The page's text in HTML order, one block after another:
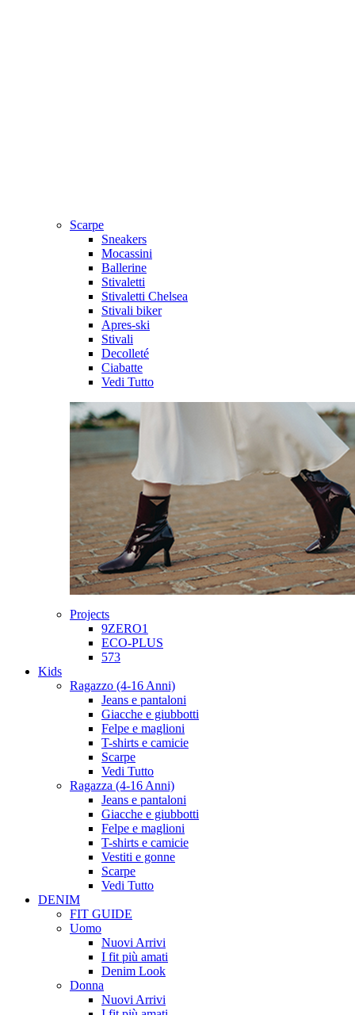
Scarpe
Sneakers
Mocassini
Ballerine
Stivaletti
Stivaletti Chelsea
Stivali biker
Apres-ski
Stivali
Decolleté
Ciabatte
Vedi Tutto
Projects
9ZERO1
ECO-PLUS
573
Kids
Ragazzo (4-16 Anni)
Jeans e pantaloni
Giacche e giubbotti
Felpe e maglioni
T-shirts e camicie
Scarpe
Vedi Tutto
Ragazza (4-16 Anni)
Jeans e pantaloni
Giacche e giubbotti
Felpe e maglioni
T-shirts e camicie
Vestiti e gonne
Scarpe
Vedi Tutto
DENIM
FIT GUIDE
Uomo
Nuovi Arrivi
I fit più amati
Denim Look
Donna
Nuovi Arrivi